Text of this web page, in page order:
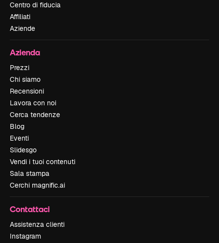
Centro di fiducia
Affiliati
Aziende
Azienda
Prezzi
Chi siamo
Recensioni
Lavora con noi
Cerca tendenze
Blog
Eventi
Slidesgo
Vendi i tuoi contenuti
Sala stampa
Cerchi magnific.ai
Contattaci
Assistenza clienti
Instagram